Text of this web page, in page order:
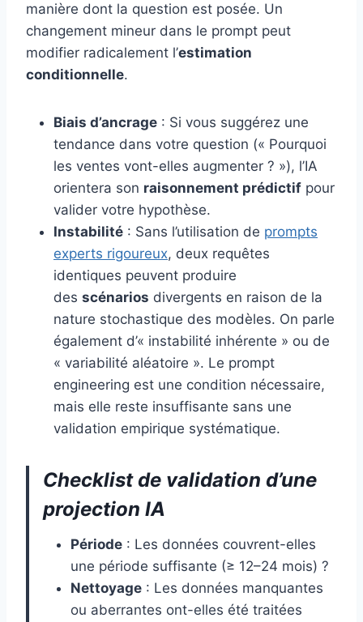
manière dont la question est posée. Un
changement mineur dans le prompt peut
modifier radicalement l’estimation
conditionnelle.
Biais d’ancrage : Si vous suggérez une
tendance dans votre question (« Pourquoi
les ventes vont-elles augmenter ? »), l’IA
orientera son raisonnement prédictif pour
valider votre hypothèse.
Instabilité : Sans l’utilisation de prompts
experts rigoureux, deux requêtes
identiques peuvent produire
des scénarios divergents en raison de la
nature stochastique des modèles. On parle
également d’« instabilité inhérente » ou de
« variabilité aléatoire ». Le prompt
engineering est une condition nécessaire,
mais elle reste insuffisante sans une
validation empirique systématique.
Checklist de validation d’une
projection IA
Période : Les données couvrent-elles
une période suffisante (≥ 12–24 mois) ?
Nettoyage : Les données manquantes
ou aberrantes ont-elles été traitées